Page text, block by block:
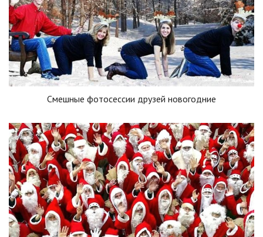
Смешные фотосессии друзей новогодние